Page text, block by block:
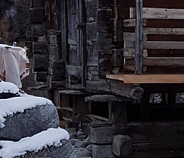
Previous